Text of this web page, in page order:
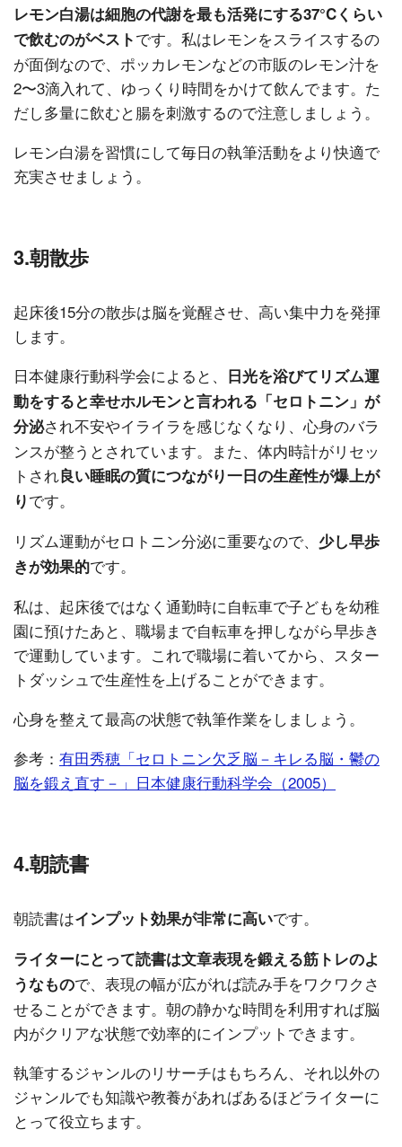
レモン白湯は細胞の代謝を最も活発にする37°Cくらい
で飲むのがベストです。私はレモンをスライスするの
が面倒なので、ポッカレモンなどの市販のレモン汁を
2〜3滴入れて、ゆっくり時間をかけて飲んでます。た
だし多量に飲むと腸を刺激するので注意しましょう。
レモン白湯を習慣にして毎日の執筆活動をより快適で
充実させましょう。
3.朝散歩
起床後15分の散歩は脳を覚醒させ、高い集中力を発揮
します。
日本健康行動科学会によると、
日光を浴びてリズム運
動をすると幸せホルモンと言われる「セロトニン」が
分泌され不安やイライラを感じなくなり、心身のバラ
ンスが整うとされています。また、体内時計がリセッ
トされ良い睡眠の質につながり一日の生産性が爆上が
りです。
リズム運動がセロトニン分泌に重要なので、 少し早歩
きが効果的です。
私は、起床後ではなく通勤時に自転車で子どもを幼稚
園に預けたあと、職場まで自転車を押しながら早歩き
で運動しています。これで職場に着いてから、スター
トダッシュで生産性を上げることができます。
心身を整えて最高の状態で執筆作業をしましょう。
参考： 有田秀穂「セロトニン欠乏脳－キレる脳・鬱の
脳を鍛え直す－」日本健康行動科学会（2005）
4.朝読書
朝読書はインプット効果が非常に高いです。
ライターにとって読書は文章表現を鍛える筋トレのよ
うなもので、表現の幅が広がれば読み手をワクワクさ
せることができます。朝の静かな時間を利用すれば脳
内がクリアな状態で効率的にインプットできます。
執筆するジャンルのリサーチはもちろん、それ以外の
ジャンルでも知識や教養があればあるほどライターに
とって役立ちます。